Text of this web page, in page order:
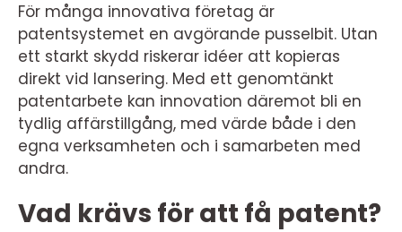
För många innovativa företag är
patentsystemet en avgörande pusselbit. Utan
ett starkt skydd riskerar idéer att kopieras
direkt vid lansering. Med ett genomtänkt
patentarbete kan innovation däremot bli en
tydlig affärstillgång, med värde både i den
egna verksamheten och i samarbeten med
andra.
Vad krävs för att få patent?